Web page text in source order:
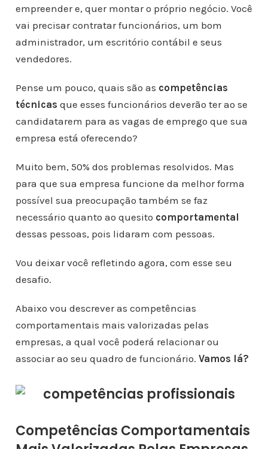
empreender e, quer montar o próprio negócio. Você
vai precisar contratar funcionários, um bom
administrador, um escritório contábil e seus
vendedores.
Pense um pouco, quais são as competências
técnicas que esses funcionários deverão ter ao se
candidatarem para as vagas de emprego que sua
empresa está oferecendo?
Muito bem, 50% dos problemas resolvidos. Mas
para que sua empresa funcione da melhor forma
possível sua preocupação também se faz
necessário quanto ao quesito comportamental
dessas pessoas, pois lidaram com pessoas.
Vou deixar você refletindo agora, com esse seu
desafio.
Abaixo vou descrever as competências
comportamentais mais valorizadas pelas
empresas, a qual você poderá relacionar ou
associar ao seu quadro de funcionário. Vamos lá?
Competências Comportamentais